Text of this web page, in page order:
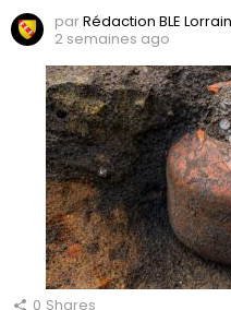
parRédaction BLE
2 semaines ago
0 Shares